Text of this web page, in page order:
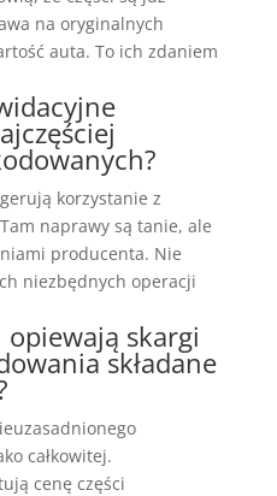
na oryginalnych
auta. To ich zdaniem
korzystanie z
naprawy są tanie, ale
producenta. Nie
niezbędnych operacji
opiewają skargi
składane
całkowitej.
cenę części